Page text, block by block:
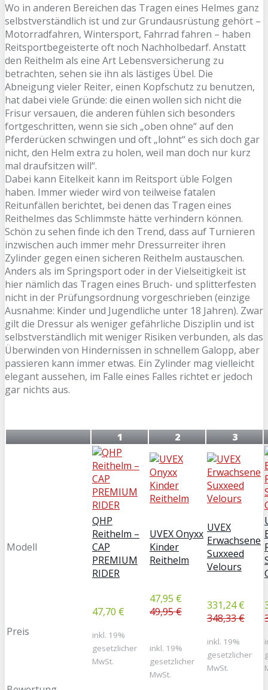
Wo in anderen Bereichen das Tragen eines Helmes ganz
selbstverständlich ist und zur Grundausrüstung gehört –
Motorradfahren, Wintersport, Fahrrad fahren – haben
Reitsportbegeisterte oft noch Nachholbedarf. Anstatt
den Reithelm als eine Art Lebensversicherung zu
betrachten, sehen sie ihn als lästiges Übel. Die
Abneigung vieler Reiter, einen Kopfschutz zu benutzen,
hat dabei viele Gründe: die einen wollen sich nicht die
Frisur versauen, die anderen fühlen sich besonders
fortgeschritten, wenn sie sich „oben ohne“ auf den
Pferderücken schwingen und oft „lohnt“ es sich doch gar
nicht, den Helm extra zu holen, weil man doch nur kurz
mal draufsitzen will“.
Dabei kann Eitelkeit kann im Reitsport üble Folgen
haben. Immer wieder wird von teilweise fatalen
Reitunfällen berichtet, bei denen das Tragen eines
Reithelmes das Schlimmste hätte verhindern können.
Schön zu sehen finde ich den Trend, dass auf Turnieren
inzwischen auch immer mehr Dressurreiter ihren
Zylinder gegen einen sicheren Reithelm austauschen.
Anders als im Springsport oder in der Vielseitigkeit ist
hier nämlich das Tragen eines Bruch- und splitterfesten
nicht in der Prüfungsordnung vorgeschrieben (einzige
Ausnahme: Kinder und Jugendliche unter 18 Jahren). Zwar
gilt die Dressur als weniger gefährliche Disziplin und ist
selbstverständlich mit weniger Risiken verbunden, als das
Überwinden von Hindernissen in schnellem Galopp, aber
passieren kann immer etwas. Ein Zylinder mag vielleicht
elegant aussehen, im Falle eines Falles richtet er jedoch
gar nichts aus.
1 2 3
Modell
QHP
Reithelm –
CAP
PREMIUM
RIDER
UVEX Onyxx
Kinder
Reithelm
UVEX
Erwachsene
Suxxeed
Velours
Preis
47,70 €
inkl. 19%
gesetzlicher
MwSt.
47,95 €
49,95 €
inkl. 19%
gesetzlicher
MwSt.
331,24 €
348,33 €
inkl. 19%
gesetzlicher
MwSt.